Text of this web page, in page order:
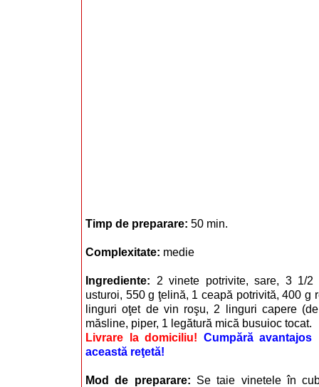
Timp de preparare: 50 min.
Complexitate: medie
Ingrediente: 2 vinete potrivite, sare, 3 1/
usturoi, 550 g ţelină, 1 ceapă potrivită, 400 g
linguri oţet de vin roşu, 2 linguri capere
măsline, piper, 1 legătură mică busuioc tocat.
Livrare la domiciliu! Cumpără avantajos
această reţetă!
Mod de preparare: Se taie vinetele în